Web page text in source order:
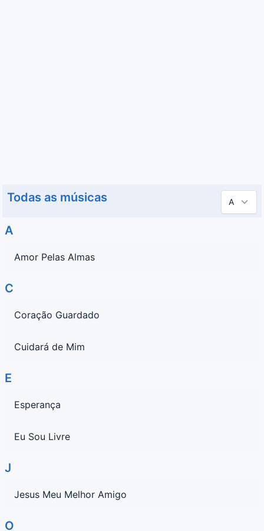
Todas as músicas
A
Amor Pelas Almas
C
Coração Guardado
Cuidará de Mim
E
Esperança
Eu Sou Livre
J
Jesus Meu Melhor Amigo
O